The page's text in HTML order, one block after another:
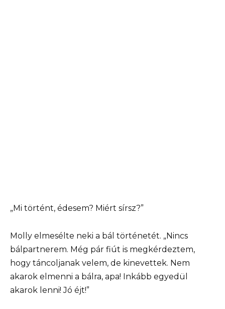
„Mi történt, édesem? Miért sírsz?”
Molly elmesélte neki a bál történetét. „Nincs
bálpartnerem. Még pár fiút is megkérdeztem,
hogy táncoljanak velem, de kinevettek. Nem
akarok elmenni a bálra, apa! Inkább egyedül
akarok lenni! Jó éjt!”